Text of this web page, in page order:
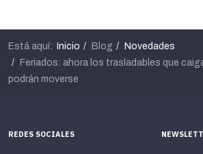
Está aquí: Inicio Blog
Novedades
Feriados: ahora los trasladables que
podrán moverse
REDES SOCIALES